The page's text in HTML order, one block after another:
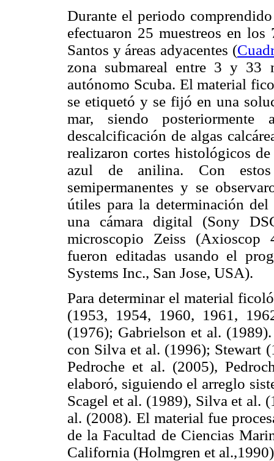
Durante el periodo
efectuaron 25 muestreos en
Santos y áreas adyacentes (
zona submareal entre 3 y 33
autónomo Scuba. El material
se etiquetó y se fijó en una
mar, siendo
descalcificación de algas
realizaron cortes histológicos
azul de anilina. Con estos
semipermanentes y se
útiles para la determinación
una cámara digital (Sony
microscopio Zeiss (Axioscop
fueron editadas usando el
Systems Inc., San Jose, USA).
Para determinar el material
(1953, 1954, 1960, 1961,
(1976); Gabrielson et al.
con Silva et al. (1996); Stewart
Pedroche et al. (2005),
elaboró, siguiendo el arreglo
Scagel et al. (1989), Silva et al.
al. (2008). El material fue
de la Facultad de Ciencias
California (Holmgren et